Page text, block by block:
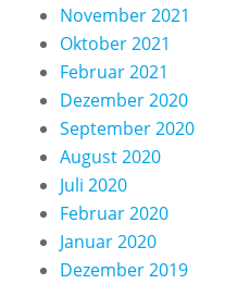
November 2021
Oktober 2021
Februar 2021
Dezember 2020
September 2020
August 2020
Juli 2020
Februar 2020
Januar 2020
Dezember 2019